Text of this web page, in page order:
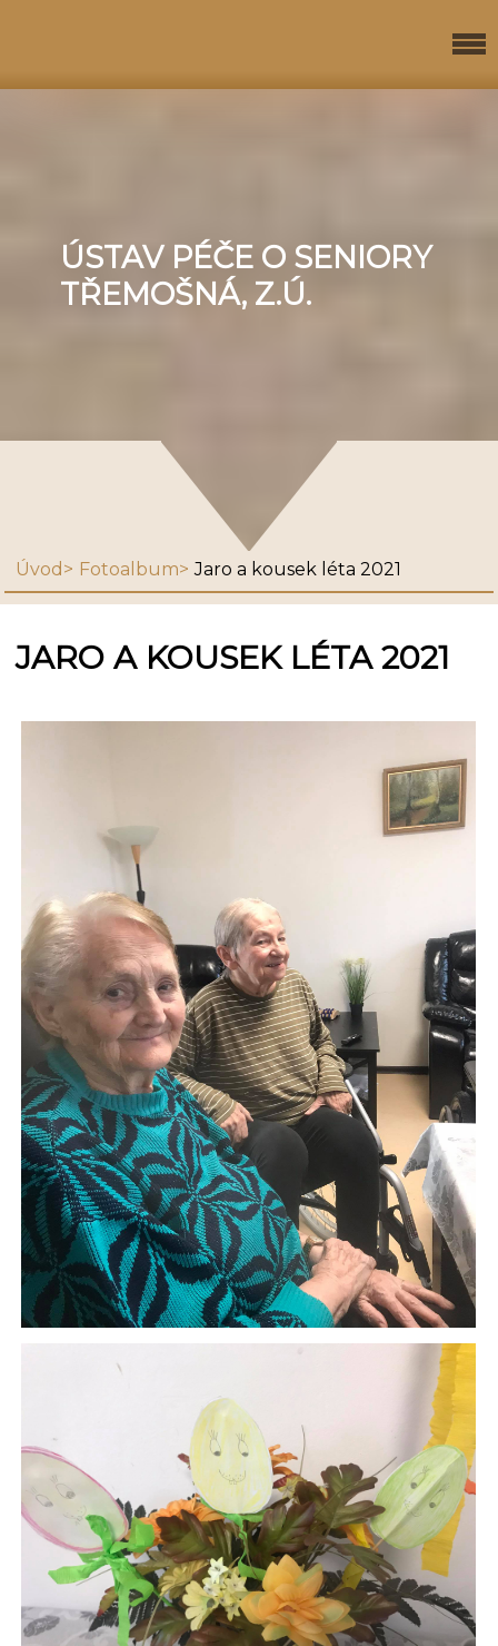
ÚSTAV PÉČE O SENIORY
TŘEMOŠNÁ, Z.Ú.
Úvod Fotoalbum Jaro a kousek léta 2021
JARO A KOUSEK LÉTA 2021